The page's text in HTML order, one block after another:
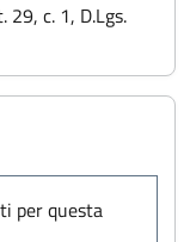
c. 1, D.Lgs.
per questa